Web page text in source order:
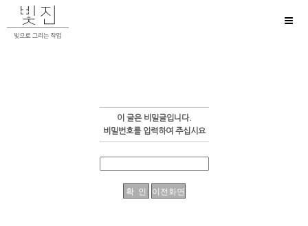
이 글은 비밀글입니다.
비밀번호를 입력하여 주십시요